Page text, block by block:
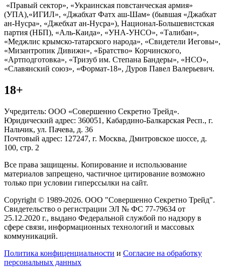
«Правый сектор», «Украинская повстанческая армия»
(УПА),«ИГИЛ», «Джабхат Фатх аш-Шам» (бывшая «Джабхат
ан-Нусра», «Джебхат ан-Нусра»), Национал-Большевистская
партия (НБП), «Аль-Каида», «УНА-УНСО», «Талибан»,
«Меджлис крымско-татарского народа», «Свидетели Иеговы»,
«Мизантропик Дивижн», «Братство» Корчинского,
«Артподготовка», «Тризуб им. Степана Бандеры», «НСО»,
«Славянский союз», «Формат-18», Дуров Павел Валерьевич.
18+
Учредитель: ООО «Совершенно Секретно Трейд».
Юридический адрес: 360051, Кабардино-Балкарская Респ., г.
Нальчик, ул. Пачева, д. 36
Почтовый адрес: 127247, г. Москва, Дмитровское шоссе, д.
100, стр. 2
Все права защищены. Копирование и использование
материалов запрещено, частичное цитирование возможно
только при условии гиперссылки на сайт.
Copyright © 1989-2026. ООО "Совершенно Секретно Трейд".
Свидетельство о регистрации ЭЛ № ФС 77-79634 от
25.12.2020 г., выдано Федеральной службой по надзору в
сфере связи, информационных технологий и массовых
коммуникаций.
Политика конфиценциальности и Согласие на обработку
персональных данных